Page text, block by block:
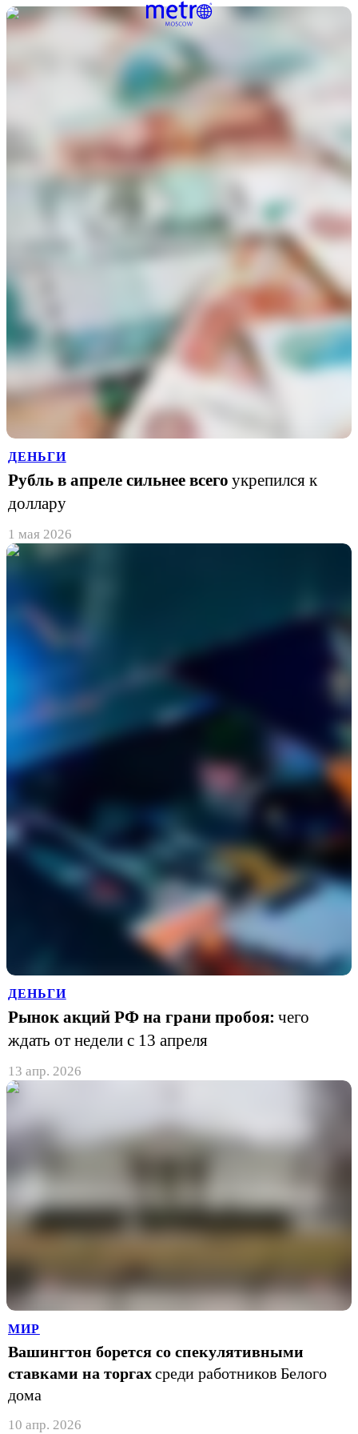
ДЕНЬГИ
Рубль в апреле сильнее всего укрепился к
доллару
1 мая 2026
ДЕНЬГИ
Рынок акций РФ на грани пробоя: чего
ждать от недели с 13 апреля
13 апр. 2026
МИР
Вашингтон борется со спекулятивными
ставками на торгахсреди работников Белого
дома
10 апр. 2026